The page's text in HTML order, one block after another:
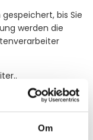
Om
bis Sie
werden die